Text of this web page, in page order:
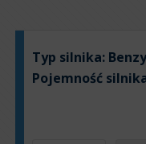
Typ silnika:
Pojemność